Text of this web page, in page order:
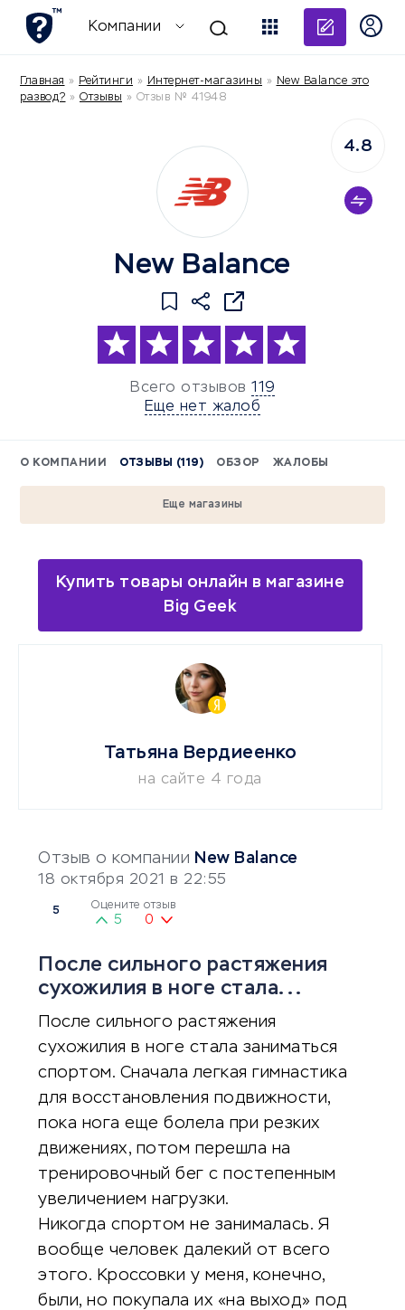
Компании
Главная » Рейтинги » Интернет-магазины » New Balance это
развод? » Отзывы » Отзыв № 41948
New Balance
Всего отзывов 119
Еще нет жалоб
4.8
О КОМПАНИИ ОТЗЫВЫ (119) ОБЗОР ЖАЛОБЫ
Еще магазины
Купить товары онлайн в магазине
Big Geek
Отзыв о компании New Balance
18 октября 2021 в 22:55
5 Оцените отзыв
5 0
После сильного растяжения
сухожилия в ноге стала...
После сильного растяжения
сухожилия в ноге стала заниматься
спортом. Сначала легкая гимнастика
для восстановления подвижности,
пока нога еще болела при резких
движениях, потом перешла на
тренировочный бег с постепенным
увеличением нагрузки.
Никогда спортом не занималась. Я
вообще человек далекий от всего
этого. Кроссовки у меня, конечно,
были, но покупала их «на выход» под
Татьяна Вердиеенко
на сайте 4 года